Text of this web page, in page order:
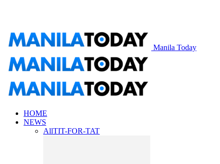
Manila Today
HOME
NEWS
AllTIT-FOR-TAT